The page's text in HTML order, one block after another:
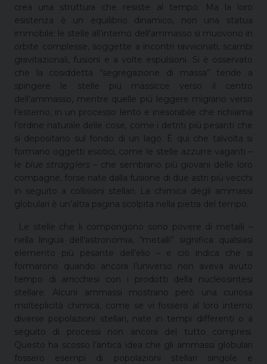
crea una struttura che resiste al tempo. Ma la loro
esistenza è un equilibrio dinamico, non una statua
immobile: le stelle all’interno dell’ammasso si muovono in
orbite complesse, soggette a incontri ravvicinati, scambi
gravitazionali, fusioni e a volte espulsioni. Si è osservato
che la cosiddetta “segregazione di massa” tende a
spingere le stelle più massicce verso il centro
dell’ammasso, mentre quelle più leggere migrano verso
l’esterno, in un processo lento e inesorabile che richiama
l’ordine naturale delle cose, come i detriti più pesanti che
si depositano sul fondo di un lago. È qui che talvolta si
formano oggetti esotici, come le stelle azzurre vaganti –
le blue stragglers – che sembrano più giovani delle loro
compagne, forse nate dalla fusione di due astri più vecchi
in seguito a collisioni stellari. La chimica degli ammassi
globulari è un’altra pagina scolpita nella pietra del tempo.
Le stelle che li compongono sono povere di metalli –
nella lingua dell’astronomia, “metalli” significa qualsiasi
elemento più pesante dell’elio – e ciò indica che si
formarono quando ancora l’universo non aveva avuto
tempo di arricchirsi con i prodotti della nucleosintesi
stellare. Alcuni ammassi mostrano però una curiosa
molteplicità chimica, come se vi fossero al loro interno
diverse popolazioni stellari, nate in tempi differenti o a
seguito di processi non ancora del tutto compresi.
Questo ha scosso l’antica idea che gli ammassi globulari
fossero esempi di popolazioni stellari singole e